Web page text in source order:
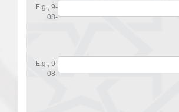
من
E.g., 9-
08-
إلى
E.g., 9-
08-